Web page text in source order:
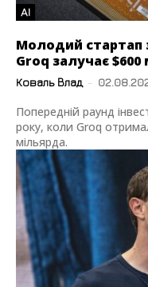
AI
Молодий стартап
Groq залучає
Коваль Влад -
Попередній раунд
року, коли Groq
мільярда.